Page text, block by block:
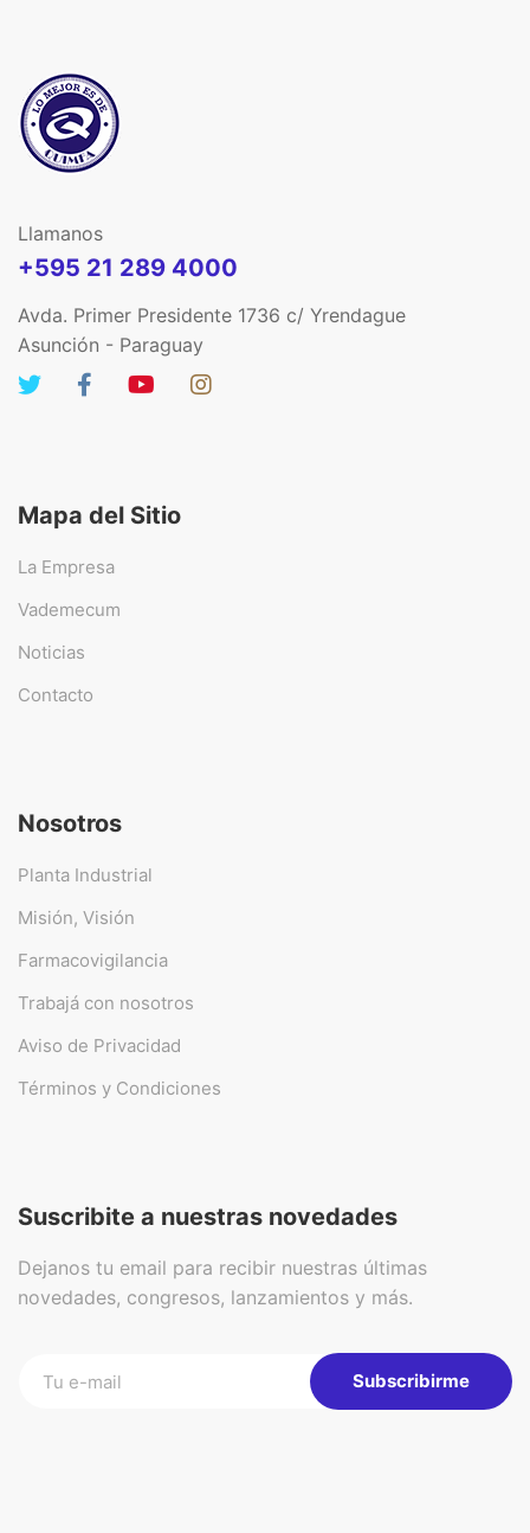
Llamanos
+595 21 289 4000
Avda. Primer Presidente 1736 c/ Yrendague
Asunción - Paraguay
Mapa del Sitio
La Empresa
Vademecum
Noticias
Contacto
Nosotros
Planta Industrial
Misión, Visión
Farmacovigilancia
Trabajá con nosotros
Aviso de Privacidad
Términos y Condiciones
Suscribite a nuestras novedades
Dejanos tu email para recibir nuestras últimas
novedades, congresos, lanzamientos y más.
Subscribirme